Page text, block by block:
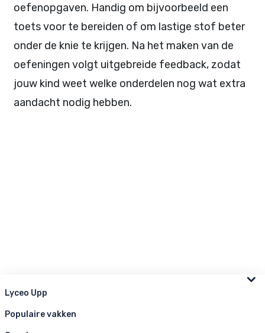
oefenopgaven. Handig om bijvoorbeeld een
toets voor te bereiden of om lastige stof beter
onder de knie te krijgen. Na het maken van de
oefeningen volgt uitgebreide feedback, zodat
jouw kind weet welke onderdelen nog wat extra
aandacht nodig hebben.
Lyceo Upp
Populaire vakken